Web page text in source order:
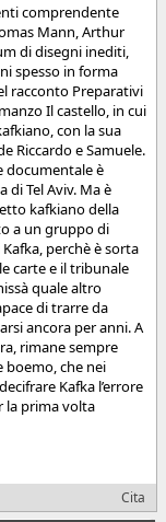
comprendente
Mann, Arthur
di disegni inediti,
spesso in forma
racconto Preparativi
Il castello, in cui
con la sua
Riccardo e Samuele.
documentale è
di Tel Aviv. Ma è
kafkiano della
a un gruppo di
perchè è sorta
carte e il tribunale
quale altro
di trarre da
ancora per anni. A
rimane sempre
boemo, che nei
Kafka l’errore
la prima volta
Cita